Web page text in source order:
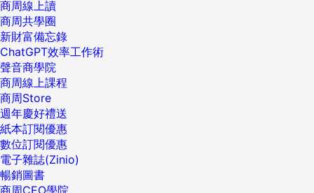
商周線上讀
商周共學圈
新財富備忘錄
ChatGPT效率工作術
聲音商學院
商周線上課程
商周Store
週年慶好禮送
紙本訂閱優惠
數位訂閱優惠
電子雜誌(Zinio)
暢銷圖書
商周CEO學院